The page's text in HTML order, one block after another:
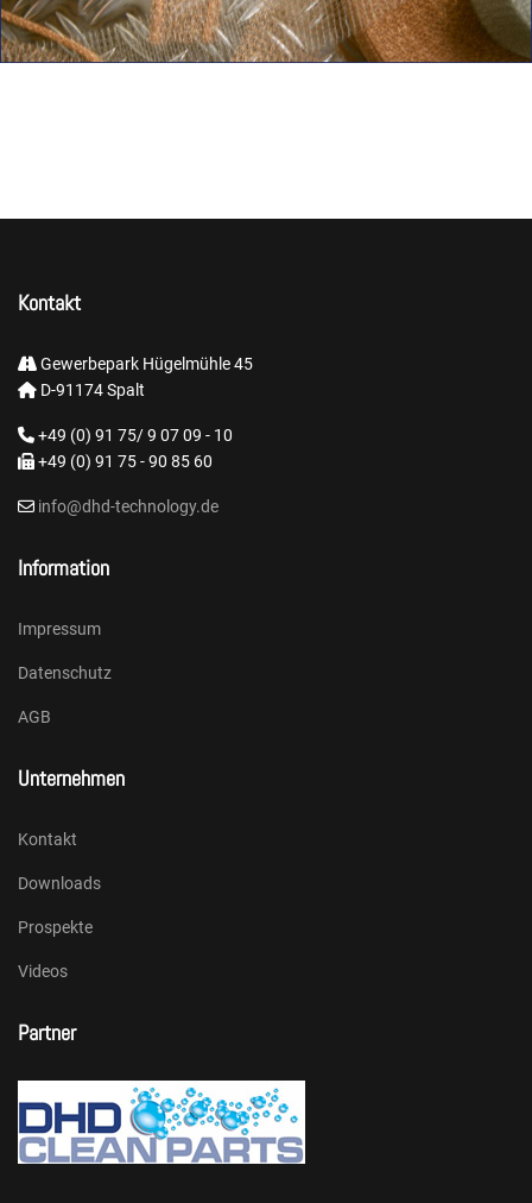
Kontakt
Gewerbepark Hügelmühle 45
D-91174 Spalt
+49 (0) 91 75/ 9 07 09 - 10
+49 (0) 91 75 - 90 85 60
info@dhd-technology.de
Information
Impressum
Datenschutz
AGB
Unternehmen
Kontakt
Downloads
Prospekte
Videos
Partner